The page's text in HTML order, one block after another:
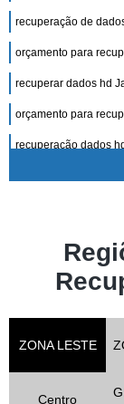
recuperação de
orçamento para
recuperar dados hd
orçamento para
recuperação dados
orçamento para
recuperar dados
recuperação dados
ZONA LESTE
Centro